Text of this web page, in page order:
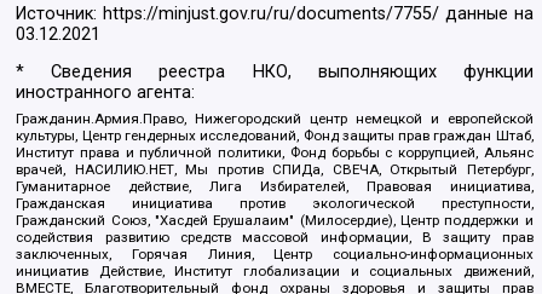
Источник: https://minjust.gov.ru/ru/documents/7755/ данные на
03.12.2021
* Сведения реестра НКО, выполняющих функции
иностранного агента:
Гражданин.Армия.Право, Нижегородский центр немецкой и европейской
культуры, Центр гендерных исследований, Фонд защиты прав граждан Штаб,
Институт права и публичной политики, Фонд борьбы с коррупцией, Альянс
врачей, НАСИЛИЮ.НЕТ, Мы против СПИДа, СВЕЧА, Открытый Петербург,
Гуманитарное действие, Лига Избирателей, Правовая инициатива,
Гражданская инициатива против экологической преступности,
Гражданский Союз, "Хасдей Ерушалаим" (Милосердие), Центр поддержки и
содействия развитию средств массовой информации, В защиту прав
заключенных, Горячая Линия, Центр социально-информационных
инициатив Действие, Институт глобализации и социальных движений,
ВМЕСТЕ, Благотворительный фонд охраны здоровья и защиты прав